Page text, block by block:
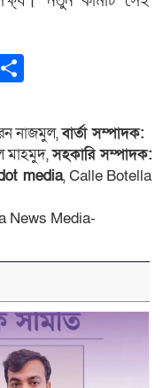
নাজমুল,বার্তা সম্পাদক:
মাহমুদ,সহকারি সম্পাদক:
media, Calle Botella
News Media-